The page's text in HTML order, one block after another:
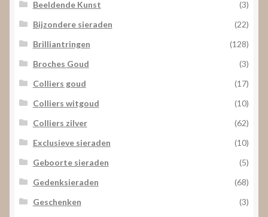
Beeldende Kunst
(3)
Bijzondere sieraden
(22)
Brilliantringen
(128)
Broches Goud
(3)
Colliers goud
(17)
Colliers witgoud
(10)
Colliers zilver
(62)
Exclusieve sieraden
(10)
Geboorte sieraden
(5)
Gedenksieraden
(68)
Geschenken
(3)